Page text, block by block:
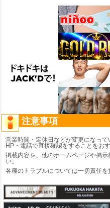
注意事項
営業時間・定休日などが変更になって
HP・電話で直接確認をすることをおす
掲載内容を、他のホームページや掲
い。
各種のトラブルについては一切責任を